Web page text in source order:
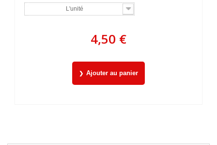
L'unité
4,50 €
Ajouter au panier